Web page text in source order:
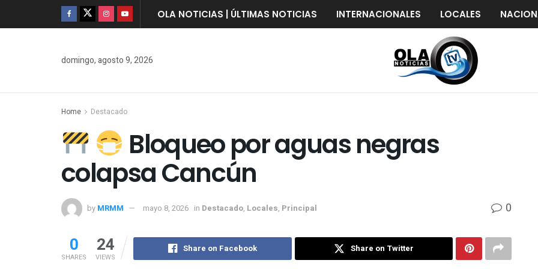
OLA NOTICIAS | ÚLTIMAS NOTICIAS INTERNACIONALES LOCALES
domingo, agosto 9, 2026
Home Destacado
Bloqueo por aguas negras
colapsa Cancún
by MRMM mayo 8, 2026 in Destacado, Locales, Principal 0
0
SHARES
24
VIEWS
Share on Facebook Share on Twitter